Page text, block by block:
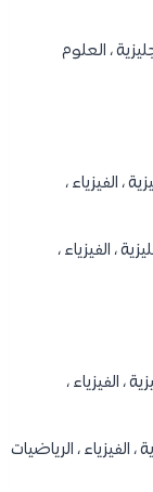
، العلوم
، الفيزياء ،
، الفيزياء ،
، الفيزياء ،
، الفيزياء ، الرياضيات